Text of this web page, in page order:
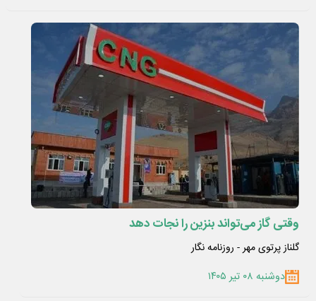
وقتی گاز می‌تواند بنزین را نجات دهد
گلناز پرتوی مهر - روزنامه نگار
دوشنبه ۰۸ تیر ۱۴۰۵